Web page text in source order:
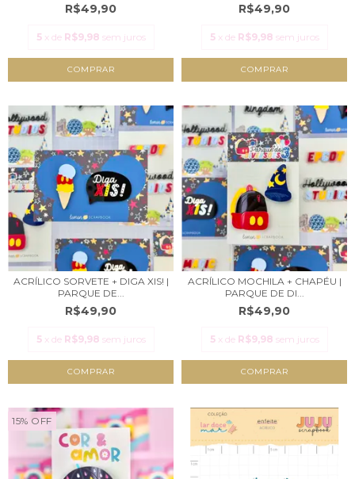
R$49,90
5 x de R$9,98 sem juros
R$49,90
5 x de R$9,98 sem juros
ACRÍLICO SORVETE + DIGA XIS! |
PARQUE DE...
R$49,90
5 x de R$9,98 sem juros
ACRÍLICO MOCHILA + CHAPÉU |
PARQUE DE DI...
R$49,90
5 x de R$9,98 sem juros
15% OFF